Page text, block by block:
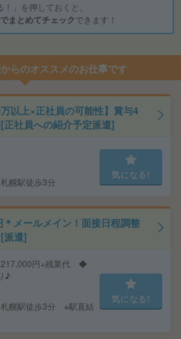
！」を押しておくと、
まとめてチェックできます！
らのオススメのお仕事です
以上×正社員の可能性】賞与4
社員への紹介予定派遣]
幌駅徒歩3分
気になる!
＊メールメイン！面接日程調整
派遣]
円+残業代 ◆
♪
札幌駅徒歩3分 ※駅直結
気になる!